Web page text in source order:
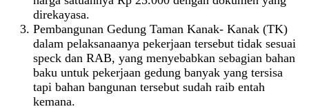
direkayasa.
Pembangunan Gedung Taman Kanak- Kanak (TK)
dalam pelaksanaanya pekerjaan tersebut tidak sesuai
speck dan RAB, yang menyebabkan sebagian bahan
baku untuk pekerjaan gedung banyak yang tersisa
tapi bahan bangunan tersebut sudah raib entah
kemana.